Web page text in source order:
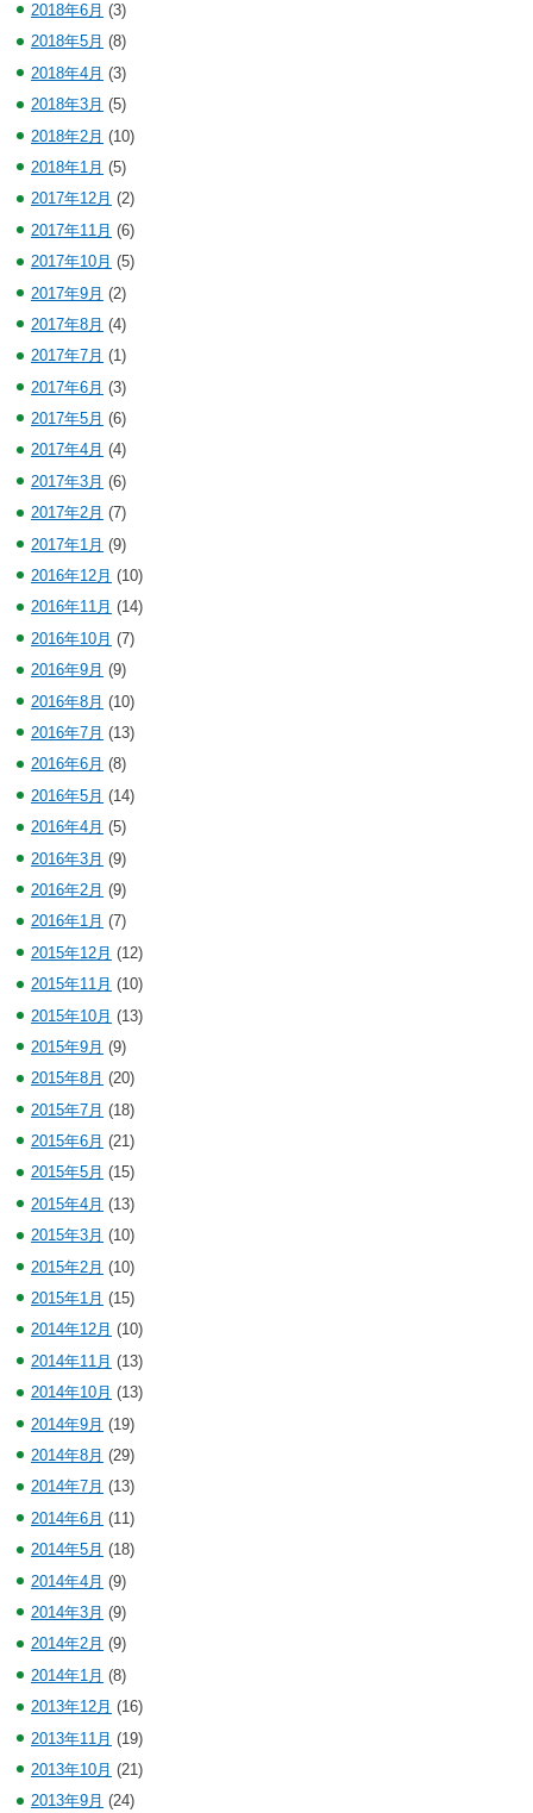
2018年6月 (3)
2018年5月 (8)
2018年4月 (3)
2018年3月 (5)
2018年2月 (10)
2018年1月 (5)
2017年12月 (2)
2017年11月 (6)
2017年10月 (5)
2017年9月 (2)
2017年8月 (4)
2017年7月 (1)
2017年6月 (3)
2017年5月 (6)
2017年4月 (4)
2017年3月 (6)
2017年2月 (7)
2017年1月 (9)
2016年12月 (10)
2016年11月 (14)
2016年10月 (7)
2016年9月 (9)
2016年8月 (10)
2016年7月 (13)
2016年6月 (8)
2016年5月 (14)
2016年4月 (5)
2016年3月 (9)
2016年2月 (9)
2016年1月 (7)
2015年12月 (12)
2015年11月 (10)
2015年10月 (13)
2015年9月 (9)
2015年8月 (20)
2015年7月 (18)
2015年6月 (21)
2015年5月 (15)
2015年4月 (13)
2015年3月 (10)
2015年2月 (10)
2015年1月 (15)
2014年12月 (10)
2014年11月 (13)
2014年10月 (13)
2014年9月 (19)
2014年8月 (29)
2014年7月 (13)
2014年6月 (11)
2014年5月 (18)
2014年4月 (9)
2014年3月 (9)
2014年2月 (9)
2014年1月 (8)
2013年12月 (16)
2013年11月 (19)
2013年10月 (21)
2013年9月 (24)